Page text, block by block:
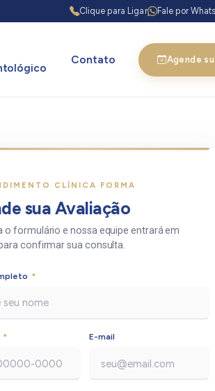
Clique para Ligar Fale por
Contato Agende
CLÍNICA FORMA
sua Avaliação
o formulário e nossa equipe entrará em
confirmar sua consulta.
*
* E-mail